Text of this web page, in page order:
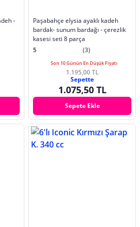
-
Paşabahçe elysia ayaklı kadeh
bardak- sunum bardağı - çerezlik
kasesi seti 8 parça
5
(3)
Son 10 Günün En Düşük Fiyatı
1.195,00 TL
Sepette
1.075,50 TL
Sepete Ekle